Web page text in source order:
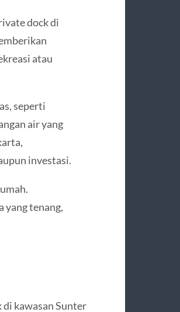
dock di
atau
seperti
air yang
investasi.
yang tenang,
di kawasan Sunter